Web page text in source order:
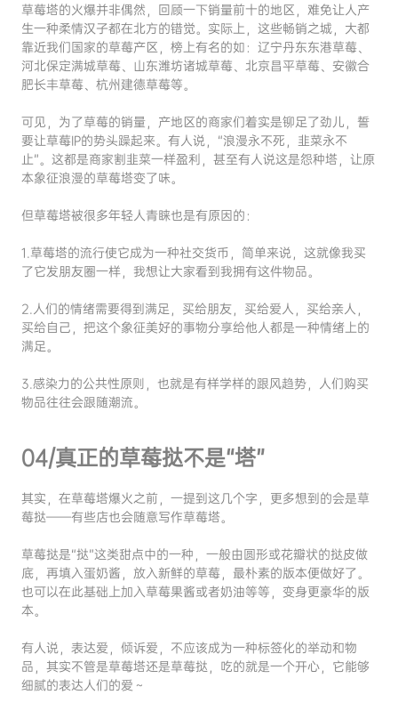
草莓塔的火爆并非偶然，回顾一下销量前十的地区，难免让人产
生一种柔情汉子都在北方的错觉。实际上，这些畅销之城，大都
靠近我们国家的草莓产区，榜上有名的如：辽宁丹东东港草莓、
河北保定满城草莓、山东潍坊诸城草莓、北京昌平草莓、安徽合
肥长丰草莓、杭州建德草莓等。
可见，为了草莓的销量，产地区的商家们着实是铆足了劲儿，誓
要让草莓IP的势头躁起来。有人说，“浪漫永不死，韭菜永不
止”。这都是商家割韭菜一样盈利，甚至有人说这是怨种塔，让原
本象征浪漫的草莓塔变了味。
但草莓塔被很多年轻人青睐也是有原因的：
1.草莓塔的流行使它成为一种社交货币，简单来说，这就像我买
了它发朋友圈一样，我想让大家看到我拥有这件物品。
2.人们的情绪需要得到满足，买给朋友，买给爱人，买给亲人，
买给自己，把这个象征美好的事物分享给他人都是一种情绪上的
满足。
3.感染力的公共性原则，也就是有样学样的跟风趋势，人们购买
物品往往会跟随潮流。
04/真正的草莓挞不是“塔”
其实，在草莓塔爆火之前，一提到这几个字，更多想到的会是草
莓挞——有些店也会随意写作草莓塔。
草莓挞是“挞”这类甜点中的一种，一般由圆形或花瓣状的挞皮做
底，再填入蛋奶酱，放入新鲜的草莓，最朴素的版本便做好了。
也可以在此基础上加入草莓果酱或者奶油等等，变身更豪华的版
本。
有人说，表达爱，倾诉爱，不应该成为一种标签化的举动和物
品，其实不管是草莓塔还是草莓挞，吃的就是一个开心，它能够
细腻的表达人们的爱～